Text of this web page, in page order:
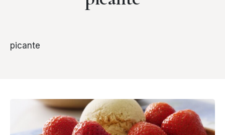
picante